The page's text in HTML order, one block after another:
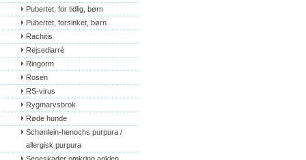
Pubertet, for tidlig, børn
Pubertet, forsinket, børn
Rachitis
Rejsediarré
Ringorm
Rosen
RS-virus
Rygmarvsbrok
Røde hunde
Schønlein-henochs purpura /
allergisk purpura